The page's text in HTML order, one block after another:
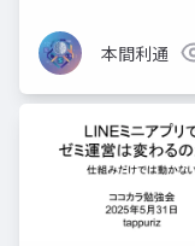
本間利通